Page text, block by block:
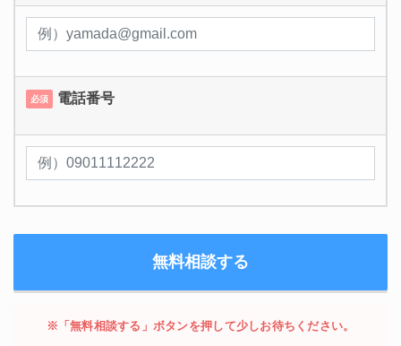
必須 電話番号
※「無料相談する」ボタンを押して少しお待ちください。